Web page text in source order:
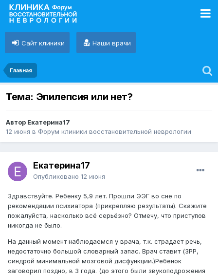
Сайт клиники Наши врачи
Главная
Тема: Эпилепсия или нет?
Автор Екатерина17
12 июня в Форум клиники восстановительной неврологии
Екатерина17
Опубликовано 12 июня
Здравствуйте. Ребенку 5,9 лет. Прошли ЭЭГ во сне по
рекомендации психиатора (прикрепляю результаты). Скажите
пожалуйста, насколько всё серьёзно? Отмечу, что приступов
никогда не было.
На данный момент наблюдаемся у врача, т.к. страдает речь,
недостаточно большой словарный запас. Врач ставит (ЗРР,
синдрой минимальной мозговой дисфункции.)Ребенок
заговорил поздно, в 3 года. (до этого были звукоподрожения